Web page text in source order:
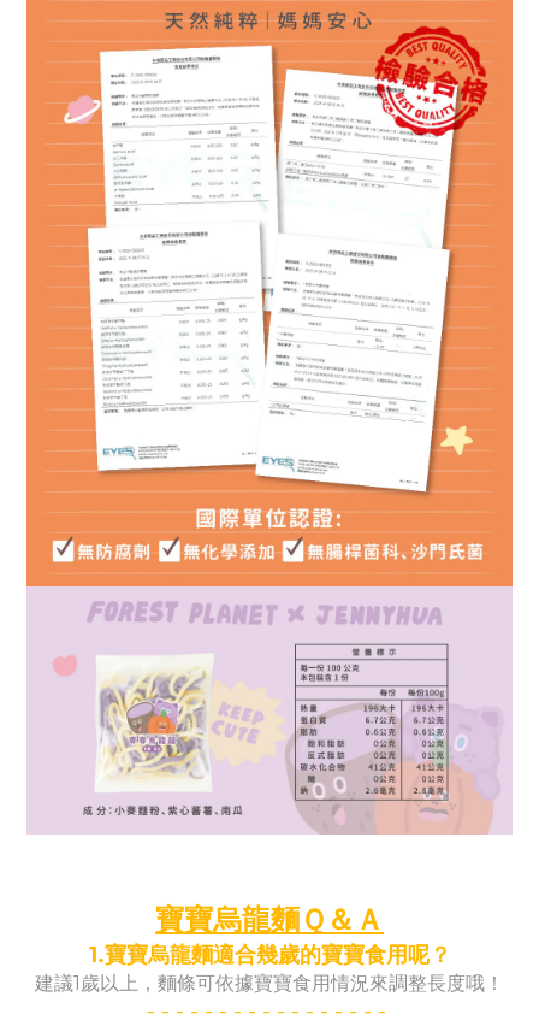
寶寶烏龍麵Ｑ＆Ａ
1.寶寶烏龍麵適合幾歲的寶寶食用呢？
建議1歲以上，麵條可依據寶寶食用情況來調整長度哦！
- - - - - - - - - - - - - - - - -